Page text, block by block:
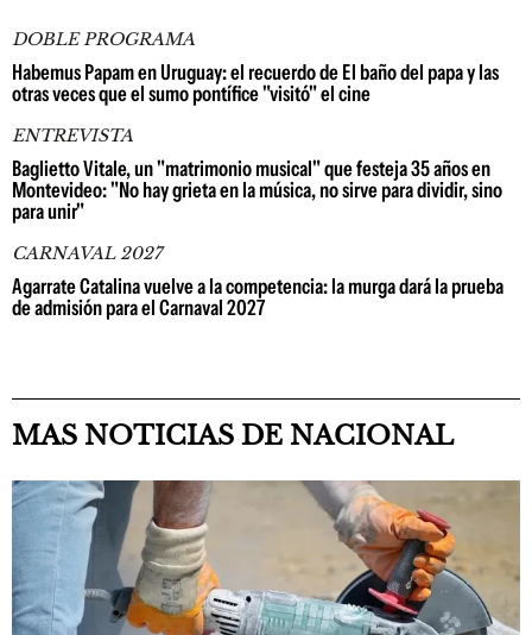
DOBLE PROGRAMA
Habemus Papam en Uruguay: el recuerdo de El baño del papa y las
otras veces que el sumo pontífice "visitó" el cine
ENTREVISTA
Baglietto Vitale, un "matrimonio musical" que festeja 35 años en
Montevideo: "No hay grieta en la música, no sirve para dividir, sino
para unir"
CARNAVAL 2027
Agarrate Catalina vuelve a la competencia: la murga dará la prueba
de admisión para el Carnaval 2027
MAS NOTICIAS DE NACIONAL